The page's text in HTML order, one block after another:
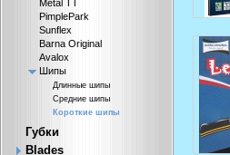
Metal TT
PimplePark
Sunflex
Barna Original
Avalox
Шипы
Длинные шипы
Средние шипы
Короткие шипы
Губки
Blades